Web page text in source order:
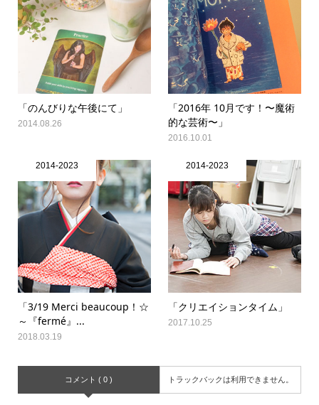
「のんびりな午後にて」
2014.08.26
「2016年 10月です！〜魔術
的な芸術〜」
2016.10.01
2014-2023
「3/19 Merci beaucoup！☆
～『fermé』...
2018.03.19
2014-2023
「クリエイションタイム」
2017.10.25
コメント ( 0 ) トラックバックは利用できません。